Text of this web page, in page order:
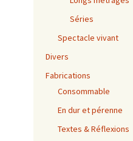
Séries
Spectacle vivant
Divers
Fabrications
Consommable
En dur et pérenne
Textes & Réflexions